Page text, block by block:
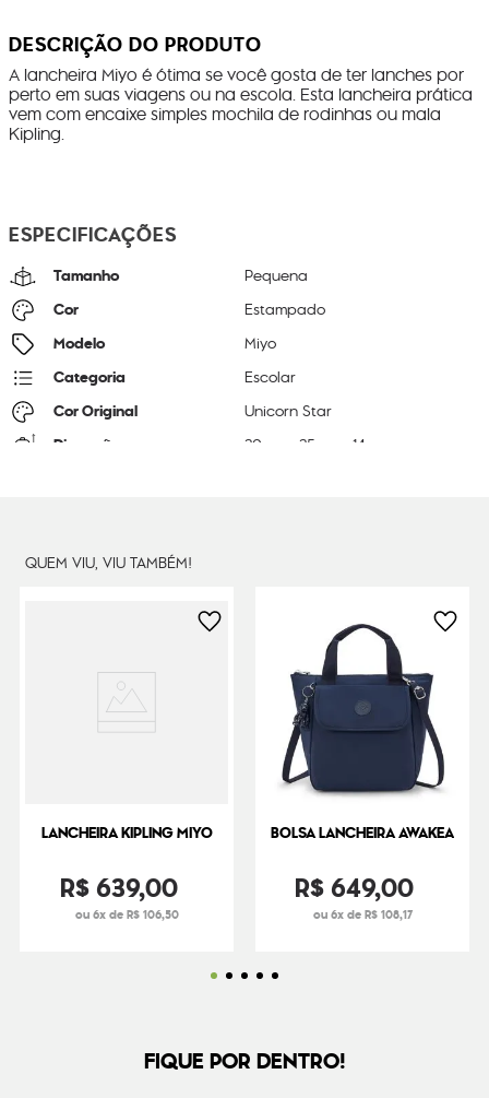
DESCRIÇÃO DO PRODUTO
A lancheira Miyo é ótima se você gosta de ter lanches por
perto em suas viagens ou na escola. Esta lancheira prática
vem com encaixe simples mochila de rodinhas ou mala
Kipling.
ESPECIFICAÇÕES
Tamanho Pequena
Cor Estampado
Modelo Miyo
Categoria Escolar
Cor Original Unicorn Star
Dimensões 20 25 14
QUEM VIU, VIU TAMBÉM!
LANCHEIRA KIPLING MIYO
R$ 639,00
ou 6x de R$ 106,50
BOLSA LANCHEIRA AWAKEA
R$649,00
ou 6x de R$ 108,17
FIQUE POR DENTRO!